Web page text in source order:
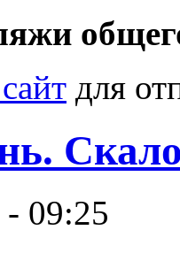
для
09:25